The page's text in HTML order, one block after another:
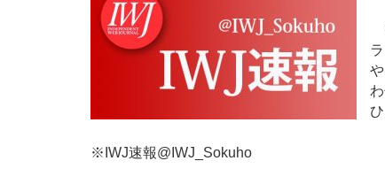
※IWJ速報@IWJ_Sokuho